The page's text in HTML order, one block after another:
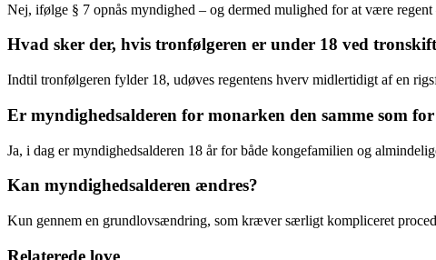
Nej, ifølge § 7 opnås myndighed – og dermed mulighed for at være
Hvad sker der, hvis tronfølgeren er under 18 ved
Indtil tronfølgeren fylder 18, udøves regentens hverv midlertidigt af en
Er myndighedsalderen for monarken den samme som
Ja, i dag er myndighedsalderen 18 år for både kongefamilien og
Kan myndighedsalderen ændres?
Kun gennem en grundlovsændring, som kræver særligt kompliceret
Relaterede love